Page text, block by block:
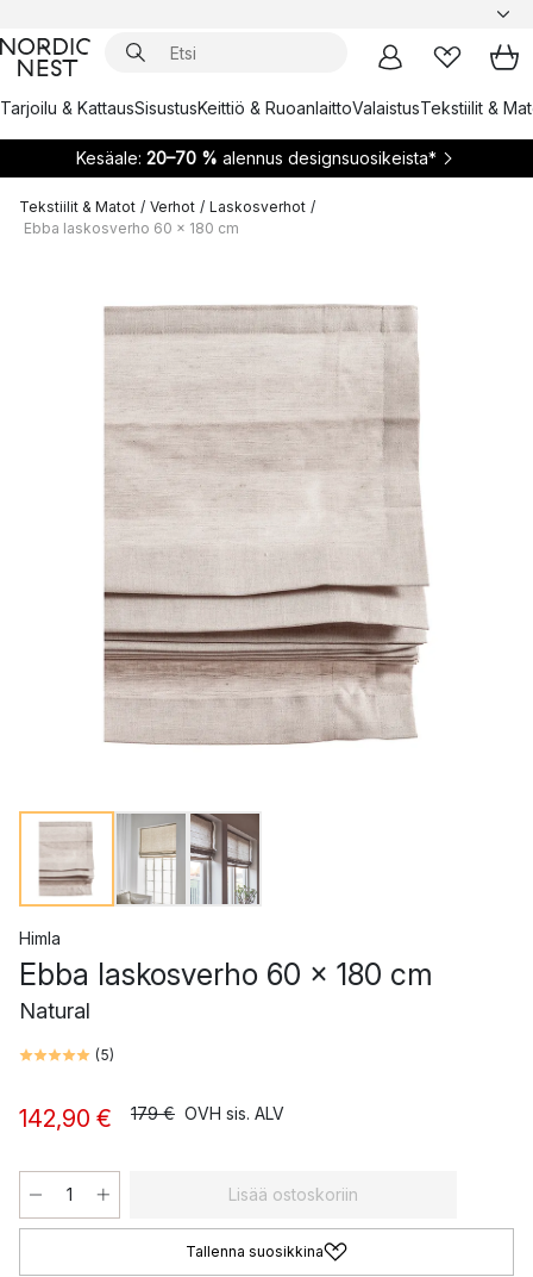
Tarjoilu & KattausSisustusKeittiö & RuoanlaittoValaistusTekstiilit &
Kesäale: 20–70 % alennus designsuosikeista*
Tekstiilit & Matot / Verhot / Laskosverhot /
Ebba laskosverho 60 x 180 cm
Himla
Ebba laskosverho 60 x 180 cm
Natural
(5)
142,90 € 179 € OVH sis. ALV
Lisää ostoskoriin
Tallenna suosikkina